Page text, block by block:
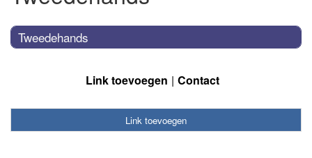
Tweedehands
Link toevoegen Contact
Link toevoegen